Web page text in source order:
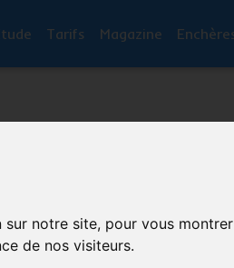
notre site, pour vous
de nos visiteurs.
Tarifs Magazine
commissaires de justice
juridiquement votre
situation